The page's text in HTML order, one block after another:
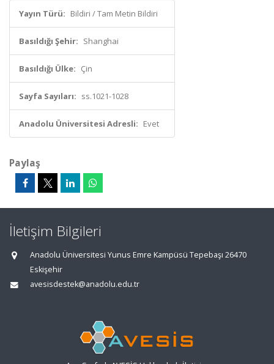
Yayın Türü: Bildiri / Tam Metin Bildiri
Basıldığı Şehir: Shanghai
Basıldığı Ülke: Çin
Sayfa Sayıları: ss.1021-1028
Anadolu Üniversitesi Adresli: Evet
Paylaş
İletişim Bilgileri
Anadolu Üniversitesi Yunus Emre Kampüsü Tepebaşı 26470
Eskişehir
avesisdestek@anadolu.edu.tr